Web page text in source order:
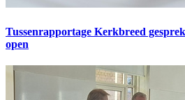
Tussenrapportage Kerkbreed
open